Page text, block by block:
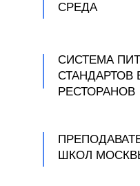
ученикам
их
решения и
школа,
СРЕДА
СИСТЕМА
СТАНДАРТОВ
РЕСТОРАНОВ
ШКОЛ